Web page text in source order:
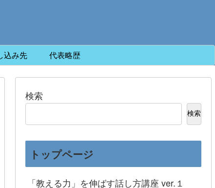
込み先 代表略歴
検索
検索
トップページ
「教える力」を伸ばす話し方講座 ver.１